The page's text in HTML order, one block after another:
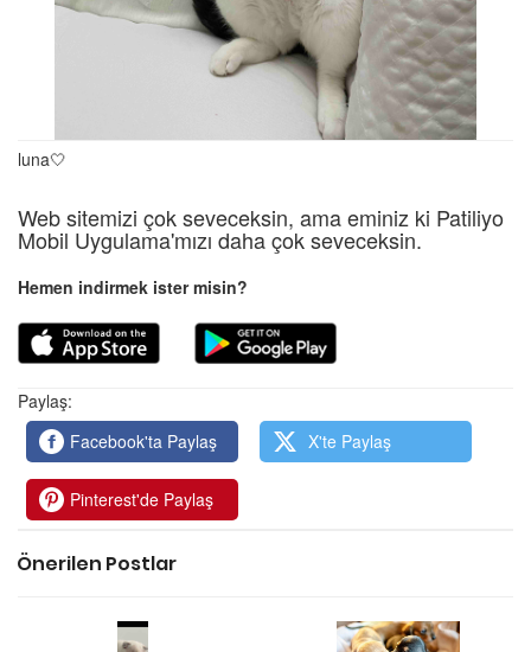
luna🤍
Web sitemizi çok seveceksin, ama eminiz ki Patiliyo
Mobil Uygulama'mızı daha çok seveceksin.
Hemen indirmek ister misin?
Paylaş:
Facebook'ta Paylaş
X'te Paylaş
Pinterest'de Paylaş
Önerilen Postlar